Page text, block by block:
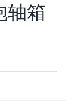
轴箱